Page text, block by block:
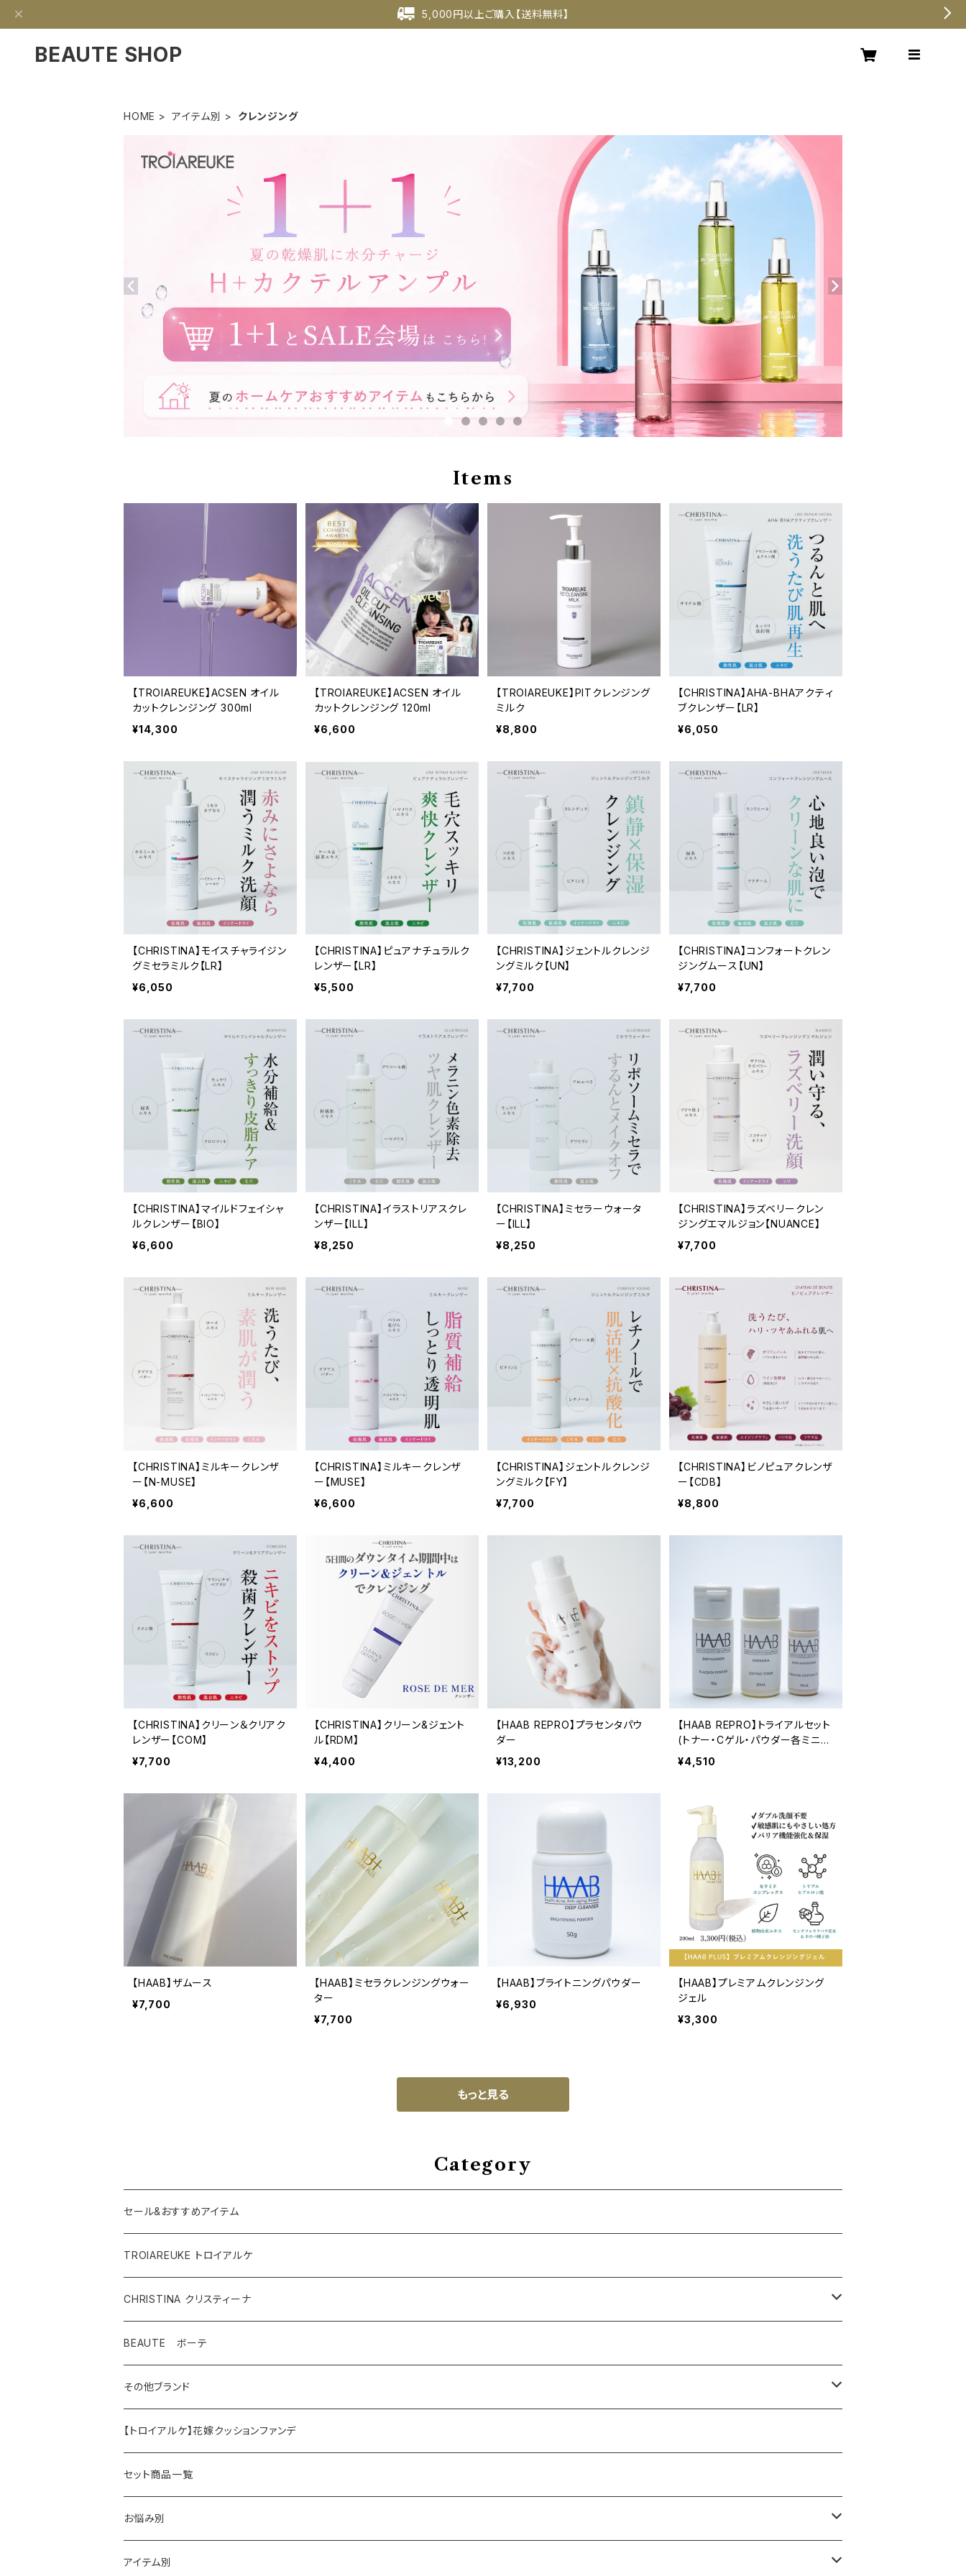
5,000円以上ご購入【送料無料】
BEAUTE SHOP
HOME アイテム別 クレンジング
Items
【TROIAREUKE】ACSEN オイル
カットクレンジング 300ml
¥14,300
【TROIAREUKE】ACSEN オイル
カットクレンジング 120ml
¥6,600
【TROIAREUKE】PITクレンジング
ミルク
¥8,800
【CHRISTINA】AHA-BHAアクティ
ブクレンザー【LR】
¥6,050
【CHRISTINA】モイスチャライジン
グミセラミルク【LR】
¥6,050
【CHRISTINA】ピュアナチュラルク
レンザー【LR】
¥5,500
【CHRISTINA】ジェントルクレンジ
ングミルク【UN】
¥7,700
【CHRISTINA】コンフォートクレン
ジングムース【UN】
¥7,700
【CHRISTINA】マイルドフェイシャ
ルクレンザー【BIO】
¥6,600
【CHRISTINA】イラストリアスクレ
ンザー【ILL】
¥8,250
【CHRISTINA】ミセラーウォータ
ー【ILL】
¥8,250
【CHRISTINA】ラズベリークレン
ジングエマルジョン【NUANCE】
¥7,700
【CHRISTINA】ミルキークレンザ
ー【N-MUSE】
¥6,600
【CHRISTINA】ミルキークレンザ
ー【MUSE】
¥6,600
【CHRISTINA】ジェントルクレンジ
ングミルク【FY】
¥7,700
【CHRISTINA】ビノピュアクレンザ
ー【CDB】
¥8,800
【CHRISTINA】クリーン＆クリアク
レンザー【COM】
¥7,700
【CHRISTINA】クリーン&ジェント
ル【RDM】
¥4,400
【HAAB REPRO】プラセンタパウ
ダー
¥13,200
【HAAB REPRO】トライアルセット
(トナー・Cゲル・パウダー各ミニ3
点セット)
¥4,510
【HAAB】ザムース
¥7,700
【HAAB】ミセラクレンジングウォー
ター
¥7,700
【HAAB】ブライトニングパウダー
¥6,930
【HAAB】プレミアムクレンジング
ジェル
¥3,300
もっと見る
Category
セール&おすすめアイテム
TROIAREUKE トロイアルケ
CHRISTINA クリスティーナ
テラスキン
ラインリペア
アンストレス
フォーエバーヤング
イラストリアス
ローズドメーラ
BEAUTE ボーテ
その他ブランド
マッコイ
HAAB（ハーブ商品）
HAAB SKIN・その他
HAAB REPRO
ワカサプリ
ゼオスキン
【トロイアルケ】花嫁クッションファンデ
セット商品一覧
お悩み別
乾燥
アイテム別